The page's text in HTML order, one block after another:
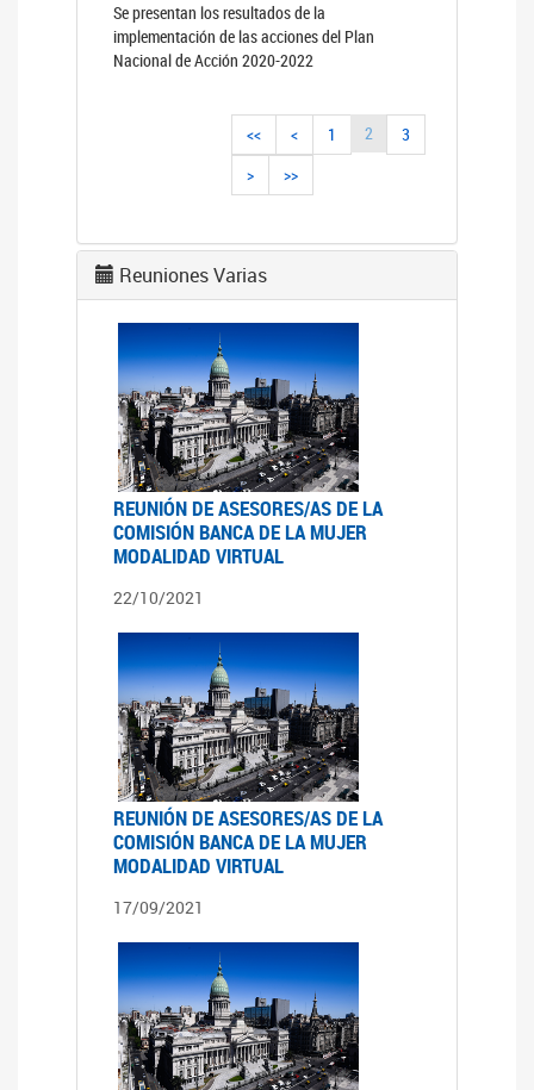
Se presentan los resultados de la
implementación de las acciones del Plan
Nacional de Acción 2020-2022
<< < 1 2
3
>
>>
Reuniones Varias
REUNIÓN DE ASESORES/AS DE LA
COMISIÓN BANCA DE LA MUJER
MODALIDAD VIRTUAL
22/10/2021
REUNIÓN DE ASESORES/AS DE LA
COMISIÓN BANCA DE LA MUJER
MODALIDAD VIRTUAL
17/09/2021